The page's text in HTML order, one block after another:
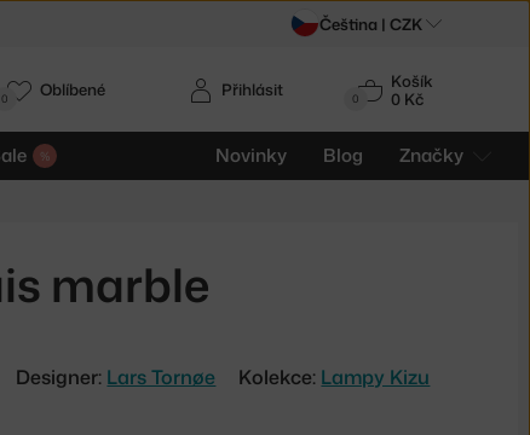
0
Košík
0 Kč
Novinky Blog Značky
Přihlásit
0 Oblíbené
marble
Designer: Lars Tornøe Kolekce: Lampy Kizu
Čeština | CZK